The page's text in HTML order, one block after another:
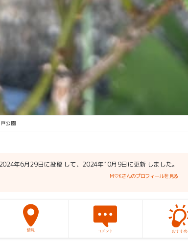
公園
年6月29日に投稿 して、2024年10月9日に更新 しました。
M♡Kさんのプロフィールを見る
情報 コメント おすすめ